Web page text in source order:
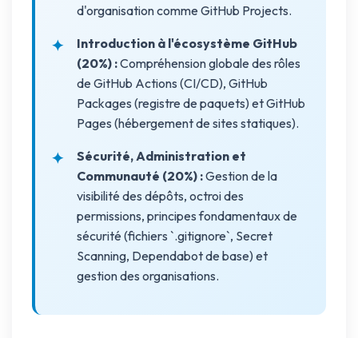
d'organisation comme GitHub Projects.
Introduction à l'écosystème GitHub
(20%) :Compréhension globale des rôles
de GitHub Actions (CI/CD), GitHub
Packages (registre de paquets) et GitHub
Pages (hébergement de sites statiques).
Sécurité, Administration et
Communauté (20%) :Gestion de la
visibilité des dépôts, octroi des
permissions, principes fondamentaux de
sécurité (fichiers `.gitignore`, Secret
Scanning, Dependabot de base) et
gestion des organisations.